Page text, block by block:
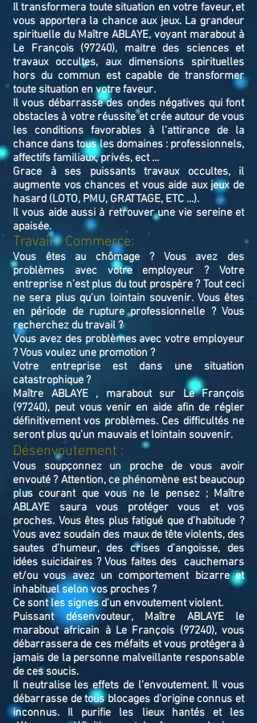
Il transformera toute situation en votre faveur, et
vous apportera la chance aux jeux. La grandeur
spirituelle du Maître ABLAYE, voyant marabout à
Le François (97240), maitre des sciences et
travaux occultes, aux dimensions spirituelles
hors du commun est capable de transformer
toute situation en votre faveur.
Il vous débarrasse des ondes négatives qui font
obstacles à votre réussite et crée autour de vous
les conditions favorables à l’attirance de la
chance dans tous les domaines : professionnels,
affectifs familiaux, privés, ect ...
Grace à ses puissants travaux occultes, il
augmente vos chances et vous aide aux jeux de
hasard (LOTO, PMU, GRATTAGE, ETC ...).
Il vous aide aussi à retrouver une vie sereine et
apaisée.
Travail / Commerce:
Vous êtes au chômage ? Vous avez des
problèmes avec votre employeur ? Votre
entreprise n’est plus du tout prospère ? Tout ceci
ne sera plus qu’un lointain souvenir. Vous êtes
en période de rupture professionnelle ? Vous
recherchez du travail ?
Vous avez des problèmes avec votre employeur
? Vous voulez une promotion ?
Votre entreprise est dans une situation
catastrophique ?
Maître ABLAYE , marabout sur Le François
(97240), peut vous venir en aide afin de régler
définitivement vos problèmes. Ces difficultés ne
seront plus qu’un mauvais et lointain souvenir.
Désenvoutement :
Vous soupçonnez un proche de vous avoir
envouté ? Attention, ce phénomène est beaucoup
plus courant que vous ne le pensez ; Maître
ABLAYE saura vous protéger vous et vos
proches. Vous êtes plus fatigué que d’habitude ?
Vous avez soudain des maux de tête violents, des
sautes d’humeur, des crises d’angoisse, des
idées suicidaires ? Vous faites des cauchemars
et/ou vous avez un comportement bizarre et
inhabituel selon vos proches ?
Ce sont les signes d’un envoutement violent.
Puissant désenvouteur,
Maître ABLAYE
le
marabout africain à Le François (97240), vous
débarrassera de ces méfaits et vous protégera à
jamais de la personne malveillante responsable
de ces soucis.
Il neutralise les effets de l’envoutement. Il vous
débarrasse de tous blocages d'origine connus et
inconnus. Il purifie les lieux hantés et les